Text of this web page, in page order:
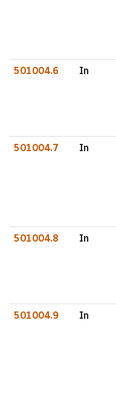
501004.6 In
501004.7 In
501004.8 In
501004.9 In